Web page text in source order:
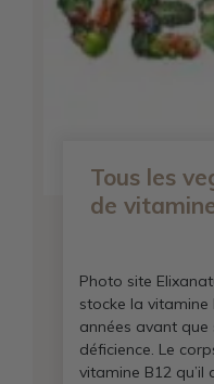
Tous les
de
Photo site
stocke la
années avant que
déficience. Le
vitamine B12 qu’il